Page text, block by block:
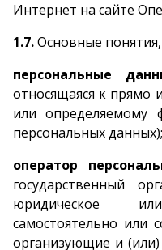
Интернет на сайте
1.7.Основные
персональные
относящаяся к прямо
или определяемому
персональных данных);
оператор
государственный
юридическое
самостоятельно или
организующие и